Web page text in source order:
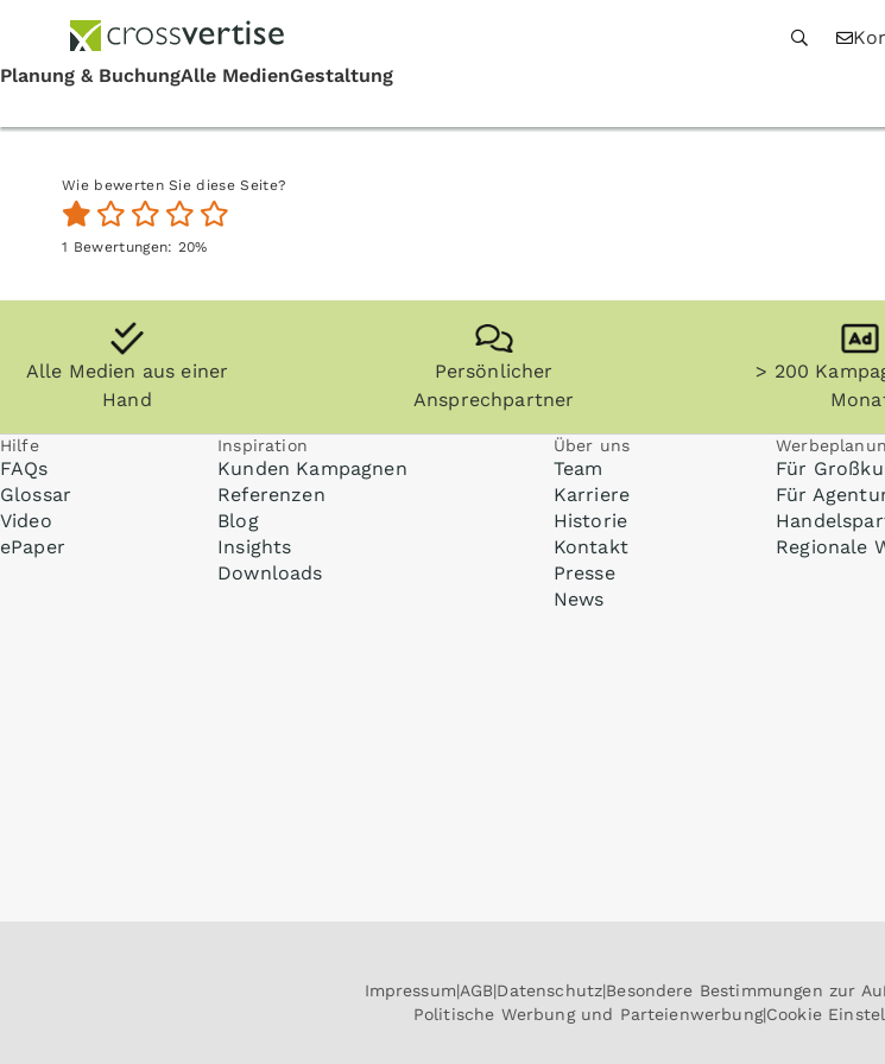
Wie bewerten Sie diese Seite?
1 Bewertungen: 20%
Alle Medien aus einer
Hand
Persönlicher
Ansprechpartner
> 200
Hilfe
FAQs
Glossar
Video
ePaper
Inspiration
Kunden Kampagnen
Referenzen
Blog
Insights
Downloads
Über uns
Team
Karriere
Historie
Kontakt
Presse
News
Für
Für
Regionale
Impressum AGB Datenschutz Besondere Bestimmungen zur
Politische Werbung und Parteienwerbung Cookie